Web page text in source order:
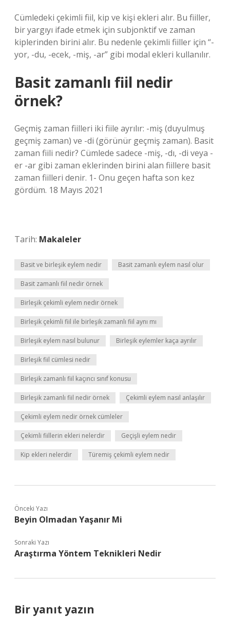
Cümledeki çekimli fiil, kip ve kişi ekleri alır. Bu fiiller,
bir yargıyı ifade etmek için subjonktif ve zaman
kiplerinden birini alır. Bu nedenle çekimli fiiller için “-
yor, -du, -ecek, -miş, -ar” gibi modal ekleri kullanılır.
Basit zamanlı fiil nedir
örnek?
Geçmiş zaman fiilleri iki fiile ayrılır: -miş (duyulmuş
geçmiş zaman) ve -di (görünür geçmiş zaman). Basit
zaman fiili nedir? Cümlede sadece -miş, -dı, -di veya -
er -ar gibi zaman eklerinden birini alan fiillere basit
zaman fiilleri denir. 1- Onu geçen hafta son kez
gördüm. 18 Mayıs 2021
Tarih: Makaleler
Basit ve birleşik eylem nedir Basit zamanlı eylem nasıl olur
Basit zamanlı fiil nedir örnek
Birleşik çekimli eylem nedir örnek
Birleşik çekimli fiil ile birleşik zamanlı fiil aynı mı
Birleşik eylem nasıl bulunur Birleşik eylemler kaça ayrılır
Birleşik fiil cümlesi nedir
Birleşik zamanlı fiil kaçıncı sınıf konusu
Birleşik zamanlı fiil nedir örnek Çekimli eylem nasıl anlaşılır
Çekimli eylem nedir örnek cümleler
Çekimli fiillerin ekleri nelerdir Geçişli eylem nedir
Kip ekleri nelerdir Türemiş çekimli eylem nedir
Önceki Yazı
Beyin Olmadan Yaşanır Mi
Sonraki Yazı
Araştırma Yöntem Teknikleri Nedir
Bir yanıt yazın